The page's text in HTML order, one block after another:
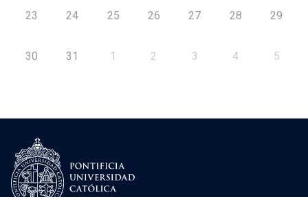
23 24 25 26 27 28 29
30 31 1 2 3 4 5